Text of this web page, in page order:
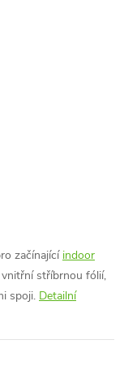
začínající indoor
vnitřní stříbrnou fólií,
spoji. Detailní